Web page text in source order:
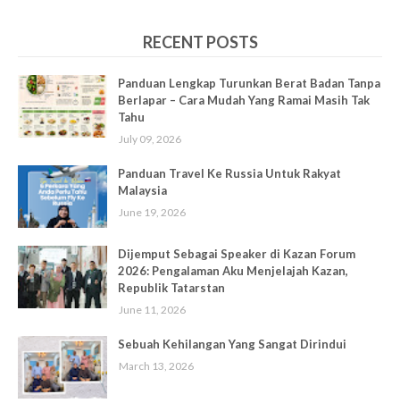
RECENT POSTS
Panduan Lengkap Turunkan Berat Badan Tanpa
Berlapar – Cara Mudah Yang Ramai Masih Tak
Tahu
July 09, 2026
Panduan Travel Ke Russia Untuk Rakyat
Malaysia
June 19, 2026
Dijemput Sebagai Speaker di Kazan Forum
2026: Pengalaman Aku Menjelajah Kazan,
Republik Tatarstan
June 11, 2026
Sebuah Kehilangan Yang Sangat Dirindui
March 13, 2026